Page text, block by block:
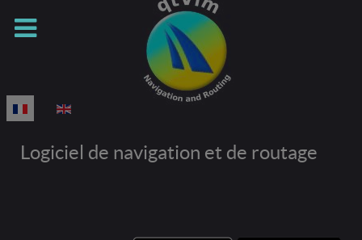
Sélectionnez votre langue
Logiciel de navigation et de routage